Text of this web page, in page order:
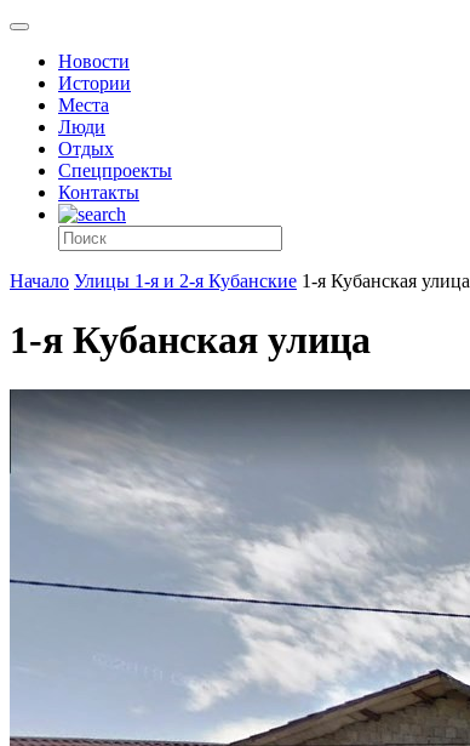
Новости
Истории
Места
Люди
Отдых
Спецпроекты
Контакты
Начало Улицы 1-я и 2-я Кубанские 1-я Кубанская улица
1-я Кубанская улица